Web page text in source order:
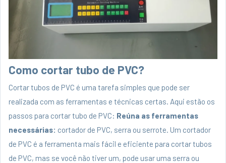
Como cortar tubo de PVC?
Cortar tubos de PVC é uma tarefa simples que pode ser
realizada com as ferramentas e técnicas certas. Aqui estão os
passos para cortar tubo de PVC: Reúna as ferramentas
necessárias: cortador de PVC, serra ou serrote. Um cortador
de PVC é a ferramenta mais fácil e eficiente para cortar tubos
de PVC, mas se você não tiver um, pode usar uma serra ou